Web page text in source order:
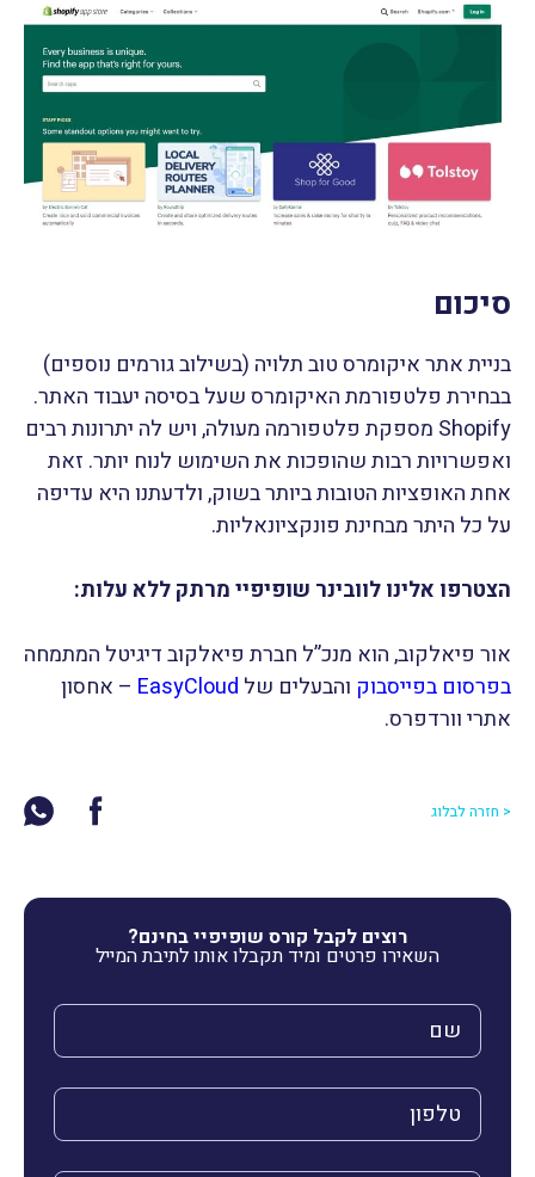
סיכום
בניית אתר איקומרס טוב תלויה (בשילוב גורמים נוספים)
בבחירת פלטפורמת האיקומרס שעל בסיסה יעבוד האתר.
Shopify מספקת פלטפורמה מעולה, ויש לה יתרונות רבים
ואפשרויות רבות שהופכות את השימוש לנוח יותר. זאת
אחת האופציות הטובות ביותר בשוק, ולדעתנו היא עדיפה
על כל היתר מבחינת פונקציונאליות.
הצטרפו אלינו לוובינר שופיפיי מרתק ללא עלות:
אור פיאלקוב, הוא מנכ”ל חברת פיאלקוב דיגיטל המתמחה
בפרסום בפייסבוק והבעלים של EasyCloud – אחסון
אתרי וורדפרס.
< חזרה לבלוג
רוצים לקבל קורס שופיפיי בחינם?
השאירו פרטים ומיד תקבלו אותו לתיבת המייל
השם שלך (חובה)
הטלפון שלך (חובה)